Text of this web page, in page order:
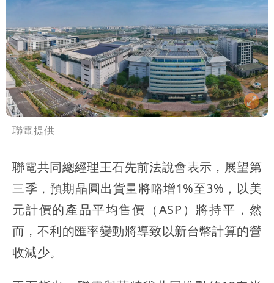
聯電提供
聯電共同總經理王石先前法說會表示，展望第
三季，預期晶圓出貨量將略增1%至3%，以美
元計價的產品平均售價（ASP）將持平，然
而，不利的匯率變動將導致以新台幣計算的營
收減少。